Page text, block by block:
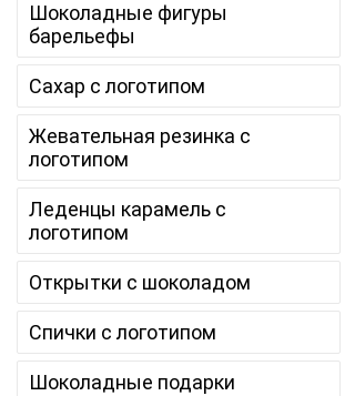
Шоколадные фигуры
барельефы
Сахар с логотипом
Жевательная резинка с
логотипом
Леденцы карамель с
логотипом
Открытки с шоколадом
Спички с логотипом
Шоколадные подарки